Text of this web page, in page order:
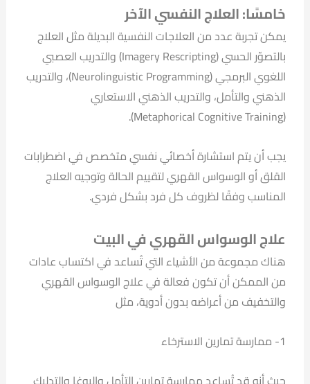
خامسًا: العلاج النفسي الآخر
يمكن تجربة عدد من العلاجات النفسية البديلة مثل العلاج
بالتصوّر الحسي (Imagery Rescripting) والتدريب العصبي
اللغوي البرمجي (Neurolinguistic Programming)، والتدريب
الذهني والتأمل، والتدريب الذهني الاستعاري
(Metaphorical Cognitive Training).
يجب أن يتم استشارة أخصائي نفسي متخصص في اضطرابات
القلق أو الوسواس القهري لتقييم الحالة وتوجيه العلاج
المناسب وفقًا لظروف كل فرد بشكل فردي.
علاج الوسواس القهري في البيت
هناك مجموعة من الأشياء التي تُساعد في اكتساب عادات
من الممكن أن تكون فعالة في علاج الوسواس القهري
والتخفيف من أعراضه بدون أدوية، مثل
1- ممارسة تمارين الاسترخاء